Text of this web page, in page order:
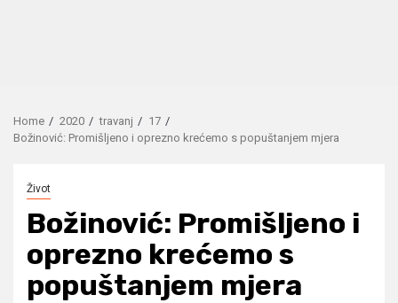
Home 2020 travanj
17
Božinović: Promišljeno i oprezno krećemo s popuštanjem mjera
Život
Božinović: Promišljeno i
oprezno krećemo s
popuštanjem mjera